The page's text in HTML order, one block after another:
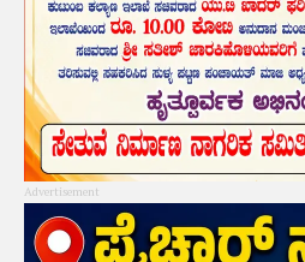
Advertisement